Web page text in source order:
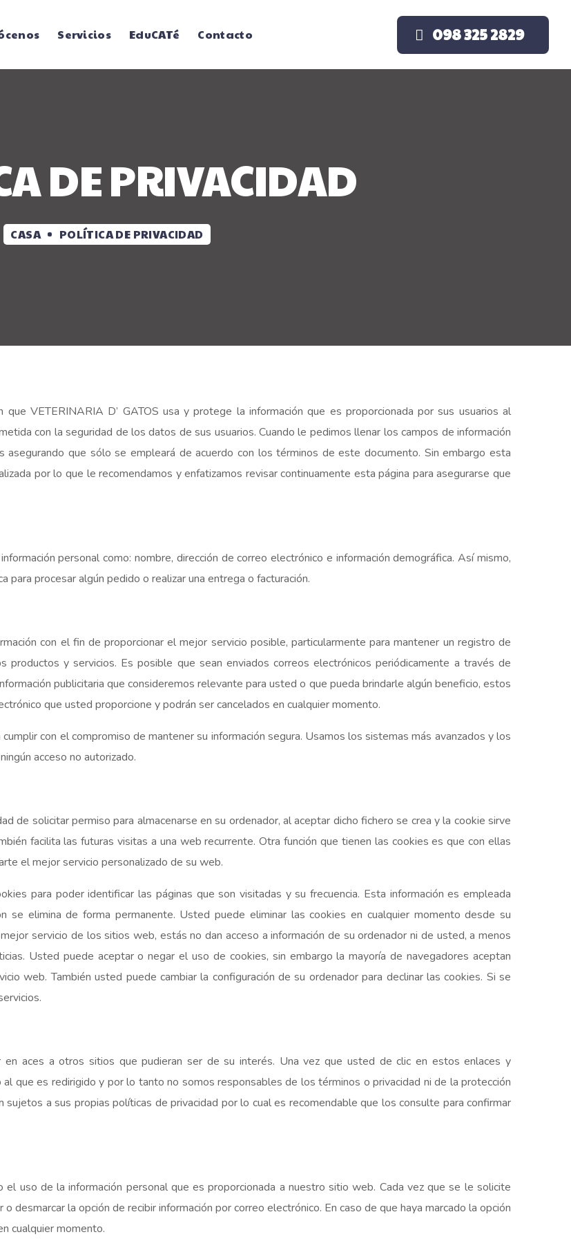
Servicios EduCATé Contacto 098 325 2829
DE PRIVACIDAD
CASA POLÍTICA DE PRIVACIDAD
VETERINARIA D’ GATOS usa y protege la información que es proporcionada por sus usuarios al
con la seguridad de los datos de sus usuarios. Cuando le pedimos llenar los campos de información
que sólo se empleará de acuerdo con los términos de este documento. Sin embargo esta
por lo que le recomendamos y enfatizamos revisar continuamente esta página para asegurarse que
personal como: nombre, dirección de correo electrónico e información demográfica. Así mismo,
para procesar algún pedido o realizar una entrega o facturación.
con el fin de proporcionar el mejor servicio posible, particularmente para mantener un registro de
productos y servicios. Es posible que sean enviados correos electrónicos periódicamente a través de
publicitaria que consideremos relevante para usted o que pueda brindarle algún beneficio, estos
que usted proporcione y podrán ser cancelados en cualquier momento.
con el compromiso de mantener su información segura. Usamos los sistemas más avanzados y los
acceso no autorizado.
de solicitar permiso para almacenarse en su ordenador, al aceptar dicho fichero se crea y la cookie sirve
facilita las futuras visitas a una web recurrente. Otra función que tienen las cookies es que con ellas
el mejor servicio personalizado de su web.
para poder identificar las páginas que son visitadas y su frecuencia. Esta información es empleada
se elimina de forma permanente. Usted puede eliminar las cookies en cualquier momento desde su
servicio de los sitios web, estás no dan acceso a información de su ordenador ni de usted, a menos
Usted puede aceptar o negar el uso de cookies, sin embargo la mayoría de navegadores aceptan
web. También usted puede cambiar la configuración de su ordenador para declinar las cookies. Si se
en aces a otros sitios que pudieran ser de su interés. Una vez que usted de clic en estos enlaces y
que es redirigido y por lo tanto no somos responsables de los términos o privacidad ni de la protección
a sus propias políticas de privacidad por lo cual es recomendable que los consulte para confirmar
uso de la información personal que es proporcionada a nuestro sitio web. Cada vez que se le solicite
desmarcar la opción de recibir información por correo electrónico. En caso de que haya marcado la opción
cualquier momento.